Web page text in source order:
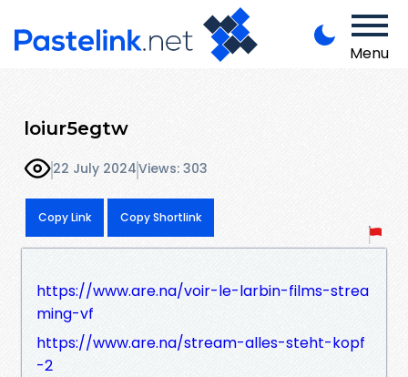
Menu
loiur5egtw
22 July 2024Views: 303
Copy Link Copy Shortlink
https://www.are.na/voir-le-larbin-films-strea
ming-vf
https://www.are.na/stream-alles-steht-kopf
-2